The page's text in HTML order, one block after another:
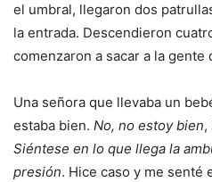
el umbral, llegaron dos
la entrada. Descendieron
comenzaron a sacar a la
Una señora que llevaba un
estaba bien. No, no estoy bien,
Siéntese en lo que llega la
presión. Hice caso y me senté